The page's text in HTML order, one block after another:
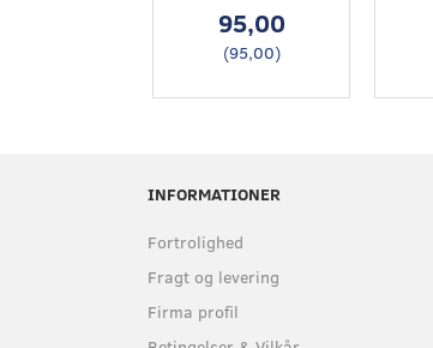
95,00
(95,00)
INFORMATIONER
Fortrolighed
Fragt og levering
Firma profil